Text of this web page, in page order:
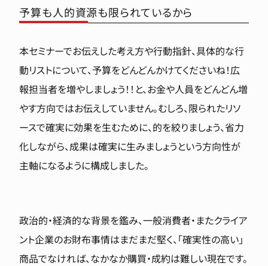
予算も人的資源も限られているから
本セミナーでお伝えした考え方や行動指針、具体的な行
動リストについて、予算をどんどんかけてくださいね！広
報担当者を増やしましょう！！と、お金や人員をどんどん増
やす方向ではお伝えしていません。むしろ、限られたリソ
ースで確実に効果を生むために、的を絞りましょう、省力
化しながら、成果は確実に生みましょうという方向性が
主軸になるように構成しました。
政治的・経済的な背景を鑑み、一般消費者・またクライア
ント企業のお財布事情はまだまだ堅く、「確実性の高い」
商品でなければ、なかなか購買・成約は難しい現在です。